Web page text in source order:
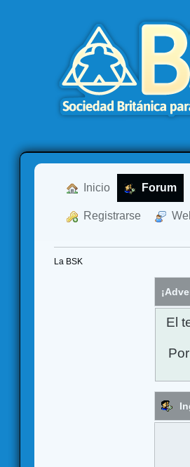
Inicio Forum
Registrarse
La BSK
El